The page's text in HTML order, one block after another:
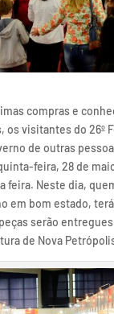
compras e
os visitantes do 26º
de outras
feira, 28 de
feira. Neste dia,
em bom estado,
serão entregues
de Nova